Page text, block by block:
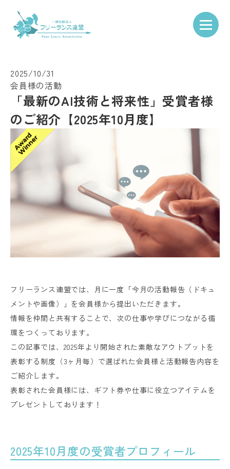
TOPお知らせ一覧会員様の活動
「最新のAI技術と将来性」受賞者様のご紹介【2025年10月度】
2025/10/31
会員様の活動
「最新のAI技術と将来性」受賞者様
のご紹介【2025年10月度】
フリーランス連盟では、月に一度「今月の活動報告（ドキュ
メントや画像）」を会員様から提出いただきます。
情報を仲間と共有することで、次の仕事や学びにつながる循
環をつくっております。
この記事では、2025年より開始された素敵なアウトプットを
表彰する制度（3ヶ月毎）で選ばれた会員様と活動報告内容を
ご紹介します。
表彰された会員様には、ギフト券や仕事に役立つアイテムを
プレゼントしております！
2025年10月度の受賞者プロフィール